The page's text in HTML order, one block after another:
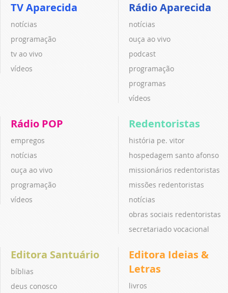
TV Aparecida
notícias
programação
tv ao vivo
vídeos
Rádio Aparecida
notícias
ouça ao vivo
podcast
programação
programas
vídeos
Rádio POP
empregos
notícias
ouça ao vivo
programação
vídeos
Redentoristas
história pe. vitor
hospedagem santo afonso
missionários redentoristas
missões redentoristas
notícias
obras sociais redentoristas
secretariado vocacional
Editora Santuário
bíblias
deus conosco
Editora Ideias &
Letras
livros